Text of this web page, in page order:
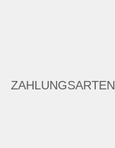
ZAHLUNGSARTEN